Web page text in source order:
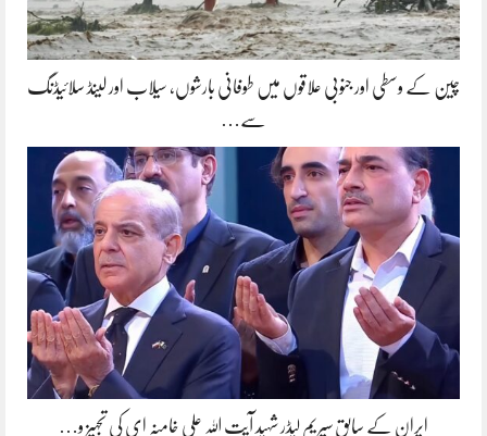
چین کے وسطی اور جنوبی علاقوں میں طوفانی بارشوں، سیلاب اور لینڈ سلائیڈنگ
سے…
ایران کے سابق سپریم لیڈر شہید آیت اللہ علی خامنہ ای کی تجہیز و…